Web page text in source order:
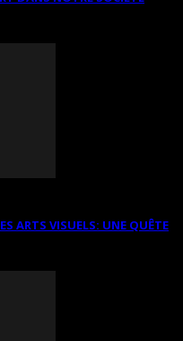
ARTS VISUELS: UNE QUÊTE